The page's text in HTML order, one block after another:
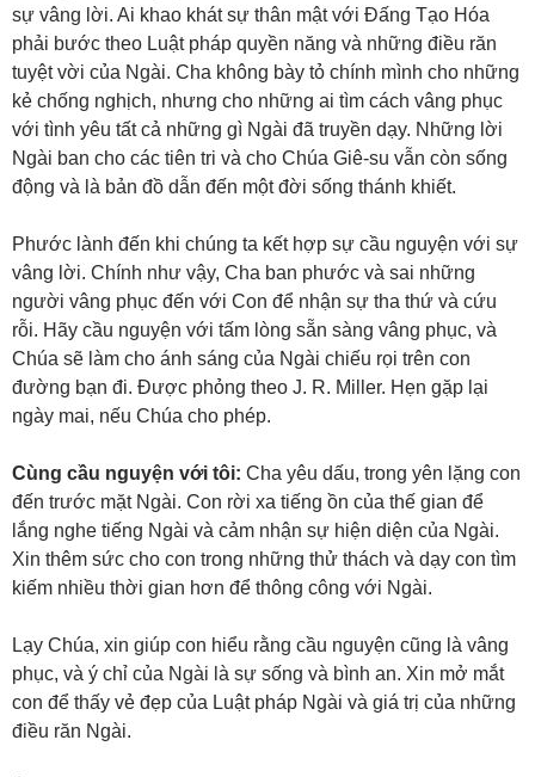
sự vâng lời. Ai khao khát sự thân mật với Đấng Tạo Hóa
phải bước theo Luật pháp quyền năng và những điều răn
tuyệt vời của Ngài. Cha không bày tỏ chính mình cho những
kẻ chống nghịch, nhưng cho những ai tìm cách vâng phục
với tình yêu tất cả những gì Ngài đã truyền dạy. Những lời
Ngài ban cho các tiên tri và cho Chúa Giê-su vẫn còn sống
động và là bản đồ dẫn đến một đời sống thánh khiết.
Phước lành đến khi chúng ta kết hợp sự cầu nguyện với sự
vâng lời. Chính như vậy, Cha ban phước và sai những
người vâng phục đến với Con để nhận sự tha thứ và cứu
rỗi. Hãy cầu nguyện với tấm lòng sẵn sàng vâng phục, và
Chúa sẽ làm cho ánh sáng của Ngài chiếu rọi trên con
đường bạn đi. Được phỏng theo J. R. Miller. Hẹn gặp lại
ngày mai, nếu Chúa cho phép.
Cùng cầu nguyện với tôi: Cha yêu dấu, trong yên lặng con
đến trước mặt Ngài. Con rời xa tiếng ồn của thế gian để
lắng nghe tiếng Ngài và cảm nhận sự hiện diện của Ngài.
Xin thêm sức cho con trong những thử thách và dạy con tìm
kiếm nhiều thời gian hơn để thông công với Ngài.
Lạy Chúa, xin giúp con hiểu rằng cầu nguyện cũng là vâng
phục, và ý chỉ của Ngài là sự sống và bình an. Xin mở mắt
con để thấy vẻ đẹp của Luật pháp Ngài và giá trị của những
điều răn Ngài.